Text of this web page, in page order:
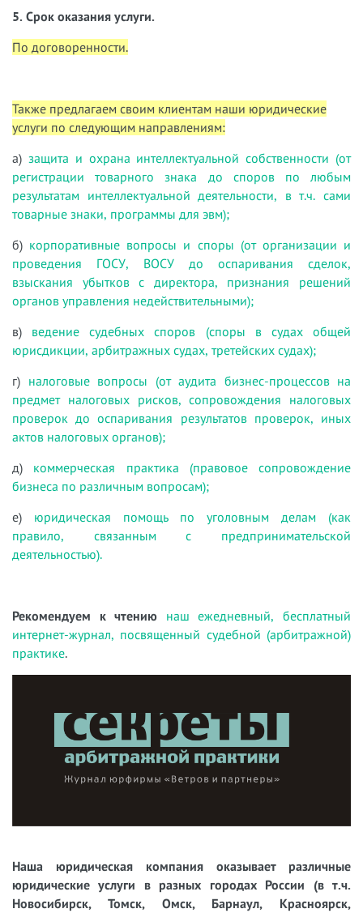
5. Срок оказания услуги.
По договоренности.
Также предлагаем своим клиентам наши юридические
услуги по следующим направлениям:
а) защита и охрана интеллектуальной собственности (от
регистрации товарного знака до споров по любым
результатам интеллектуальной деятельности, в т.ч. сами
товарные знаки, программы для эвм);
б) корпоративные вопросы и споры (от организации и
проведения ГОСУ, ВОСУ до оспаривания сделок,
взыскания убытков с директора, признания решений
органов управления недействительными);
в) ведение судебных споров (споры в судах общей
юрисдикции, арбитражных судах, третейских судах);
г) налоговые вопросы (от аудита бизнес-процессов на
предмет налоговых рисков, сопровождения налоговых
проверок до оспаривания результатов проверок, иных
актов налоговых органов);
д) коммерческая практика (правовое сопровождение
бизнеса по различным вопросам);
е) юридическая помощь по уголовным делам (как
правило, связанным с предпринимательской
деятельностью).
Рекомендуем к чтению наш ежедневный, бесплатный
интернет-журнал, посвященный судебной (арбитражной)
практике.
Наша юридическая компания оказывает различные
юридические услуги в разных городах России (в т.ч.
Новосибирск, Томск, Омск, Барнаул, Красноярск,